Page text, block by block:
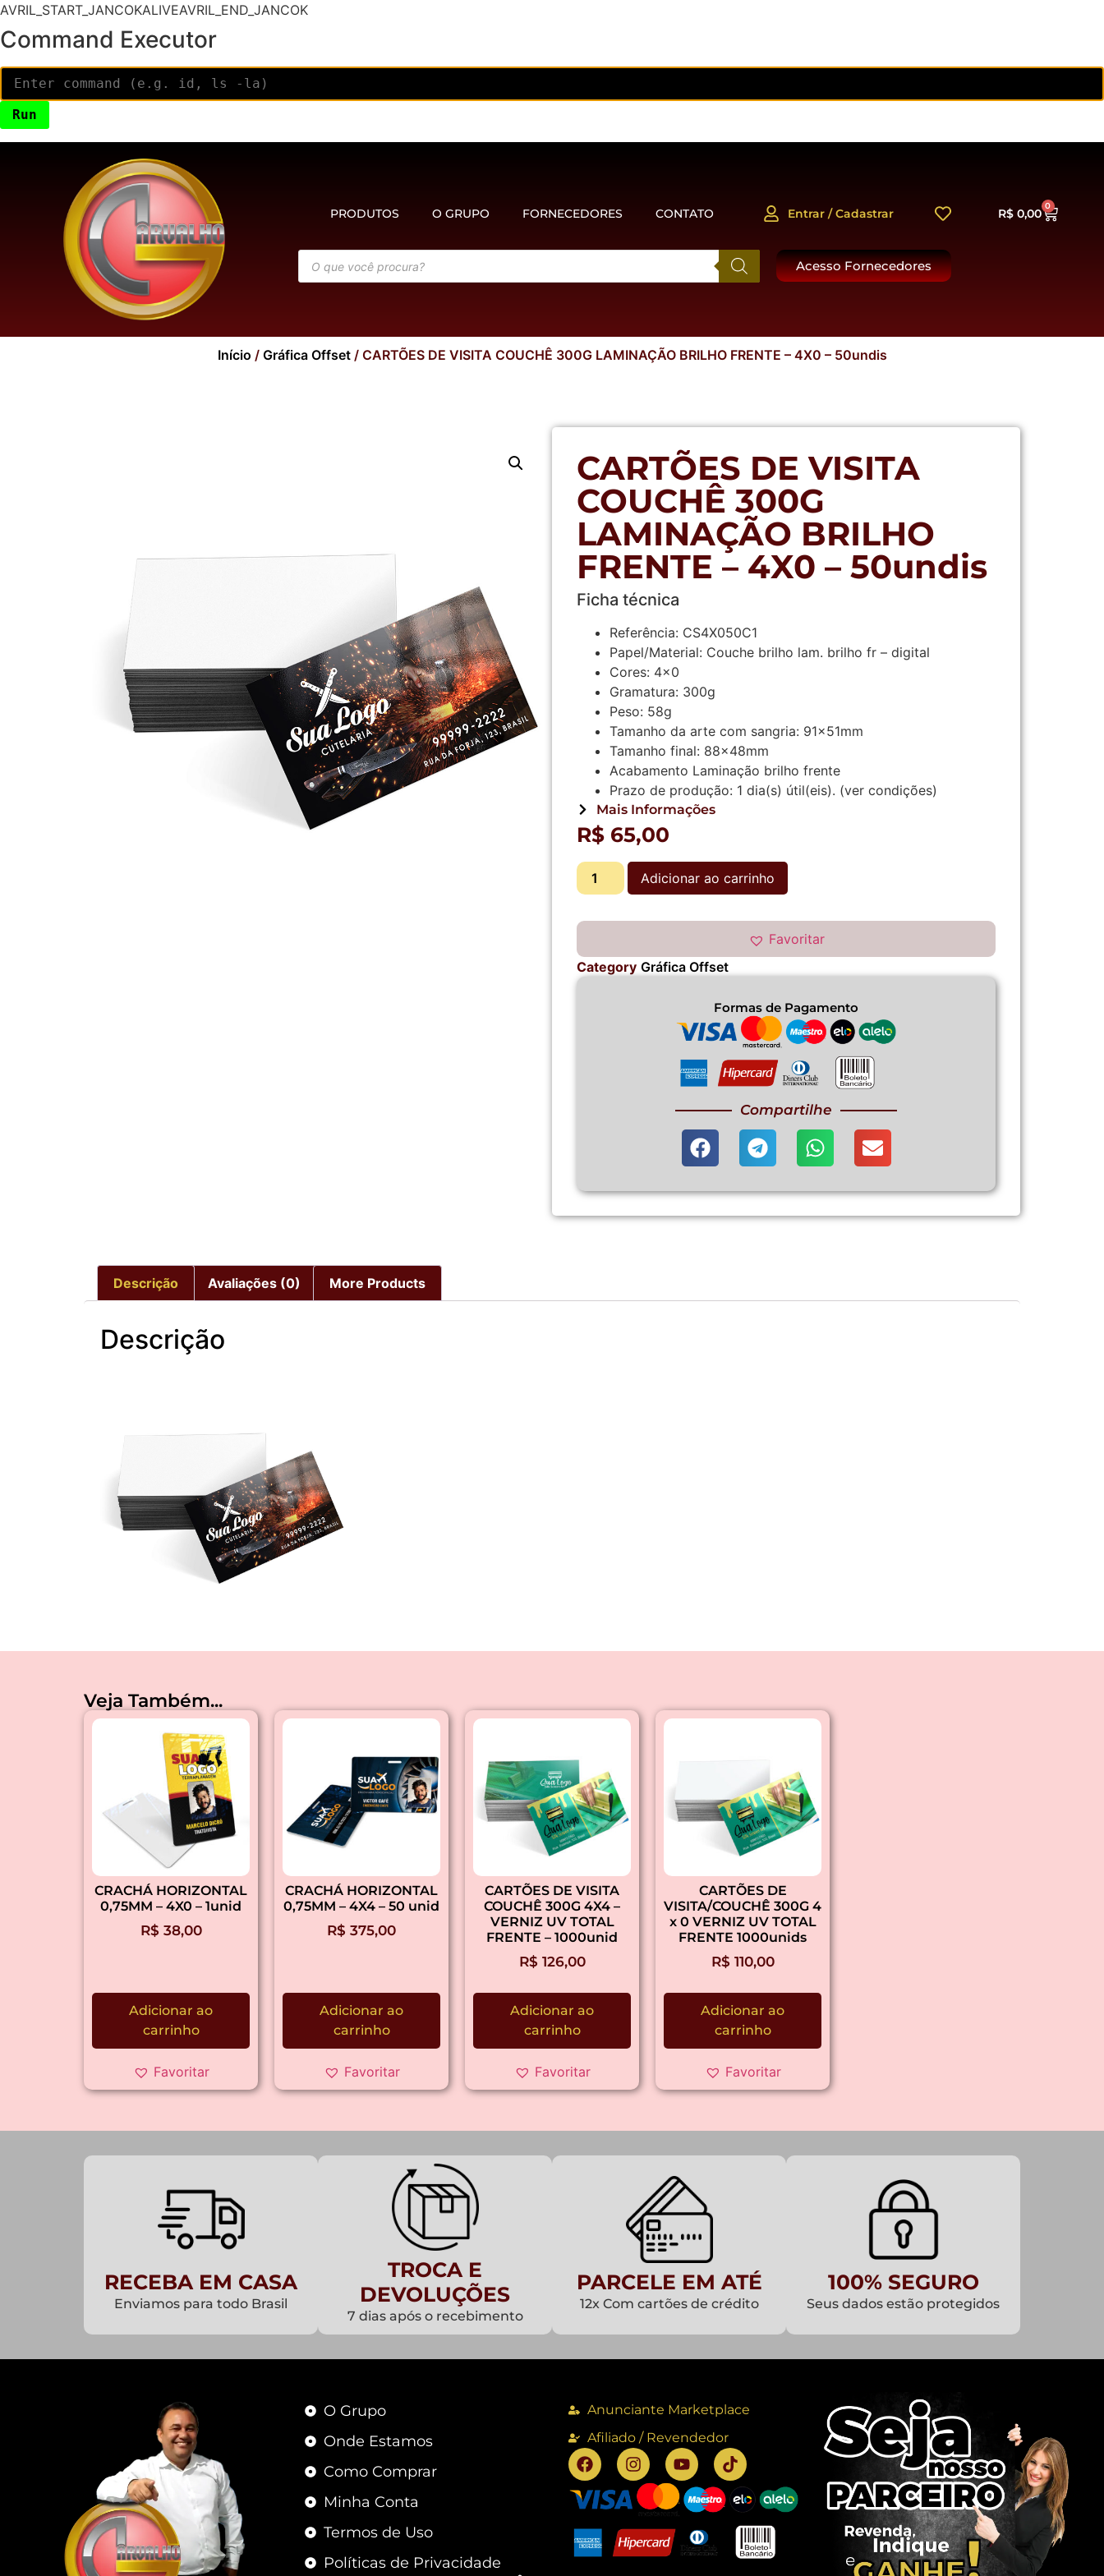
AVRIL_START_JANCOKALIVEAVRIL_END_JANCOK
Command Executor
PRODUTOS O GRUPO FORNECEDORES CONTATO Entrar / Cadastrar R$0,00
0
Acesso Fornecedores
Início / Gráfica Offset/ CARTÕES DE VISITA COUCHÊ 300G LAMINAÇÃO BRILHO FRENTE – 4X0 – 50undis
CARTÕES DE VISITA
COUCHÊ 300G
LAMINAÇÃO BRILHO
FRENTE – 4X0 – 50undis
Ficha técnica
Referência: CS4X050C1
Papel/Material: Couche brilho lam. brilho fr – digital
Cores: 4×0
Gramatura: 300g
Peso: 58g
Tamanho da arte com sangria: 91x51mm
Tamanho final: 88x48mm
Acabamento Laminação brilho frente
Prazo de produção: 1 dia(s) útil(eis). (ver condições)
Mais Informações
R$ 65,00
Adicionar ao carrinho
Favoritar
Category Gráfica Offset
Formas de Pagamento
Compartilhe
Descrição Avaliações (0) More Products
Descrição
Veja Também...
CRACHÁ HORIZONTAL
0,75MM – 4X0 – 1unid
R$ 38,00
Adicionar ao
carrinho
Favoritar
CRACHÁ HORIZONTAL
0,75MM – 4X4 – 50 unid
R$ 375,00
Adicionar ao
carrinho
Favoritar
CARTÕES DE VISITA
COUCHÊ 300G 4X4 –
VERNIZ UV TOTAL
FRENTE – 1000unid
R$ 126,00
Adicionar ao
carrinho
Favoritar
CARTÕES DE
VISITA/COUCHÊ 300G 4
x 0 VERNIZ UV TOTAL
FRENTE 1000unids
R$ 110,00
Adicionar ao
carrinho
Favoritar
RECEBA EM CASA
Enviamos para todo Brasil
TROCA E
DEVOLUÇÕES
7 dias após o recebimento
PARCELE EM ATÉ
12x Com cartões de crédito
100% SEGURO
Seus dados estão protegidos
O Grupo
Onde Estamos
Como Comprar
Minha Conta
Termos de Uso
Políticas de Privacidade
Anunciante Marketplace
Afiliado / Revendedor